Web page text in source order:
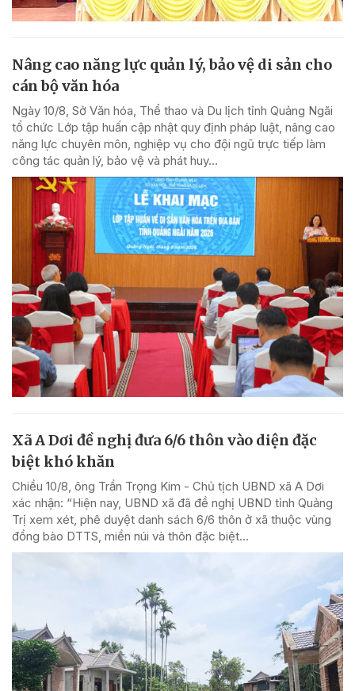
Nâng cao năng lực quản lý, bảo vệ di sản cho
cán bộ văn hóa
Ngày 10/8, Sở Văn hóa, Thể thao và Du lịch tỉnh Quảng Ngãi
tổ chức Lớp tập huấn cập nhật quy định pháp luật, nâng cao
năng lực chuyên môn, nghiệp vụ cho đội ngũ trực tiếp làm
công tác quản lý, bảo vệ và phát huy...
Xã A Dơi đề nghị đưa 6/6 thôn vào diện đặc
biệt khó khăn
Chiều 10/8, ông Trần Trọng Kim - Chủ tịch UBND xã A Dơi
xác nhận: “Hiện nay, UBND xã đã đề nghị UBND tỉnh Quảng
Trị xem xét, phê duyệt danh sách 6/6 thôn ở xã thuộc vùng
đồng bào DTTS, miền núi và thôn đặc biệt...